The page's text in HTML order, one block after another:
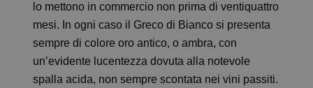
lo mettono in commercio non prima di ventiquattro
mesi. In ogni caso il Greco di Bianco si presenta
sempre di colore oro antico, o ambra, con
un’evidente lucentezza dovuta alla notevole
spalla acida, non sempre scontata nei vini passiti.